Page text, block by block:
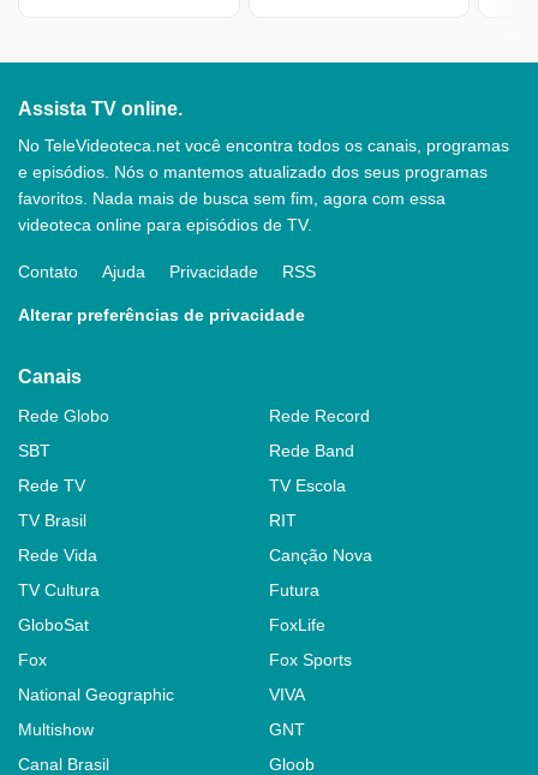
Assista TV online.
No TeleVideoteca.net você encontra todos os canais, programas
e episódios. Nós o mantemos atualizado dos seus programas
favoritos. Nada mais de busca sem fim, agora com essa
videoteca online para episódios de TV.
Contato Ajuda Privacidade RSS
Alterar preferências de privacidade
Canais
Rede Globo
Rede Record
SBT
Rede Band
Rede TV
TV Escola
TV Brasil
RIT
Rede Vida
Canção Nova
TV Cultura
Futura
GloboSat
FoxLife
Fox
Fox Sports
National Geographic
VIVA
Multishow
GNT
Canal Brasil
Gloob